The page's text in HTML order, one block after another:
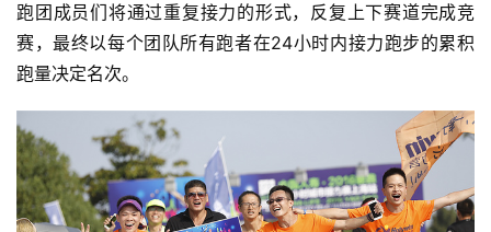
跑团成员们将通过重复接力的形式，反复上下赛道完成竞
赛，最终以每个团队所有跑者在24小时内接力跑步的累积
跑量决定名次。